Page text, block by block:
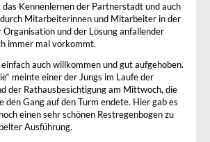
Kennenlernen der Partnerstadt und auch
Mitarbeiterinnen und Mitarbeiter in der
und der Lösung anfallender
immer mal vorkommt.
auch willkommen und gut aufgehoben.
meinte einer der Jungs im Laufe der
der Rathausbesichtigung am Mittwoch, die
den Gang auf den Turm endete. Hier gab es
einen sehr schönen Restregenbogen zu
Ausführung.